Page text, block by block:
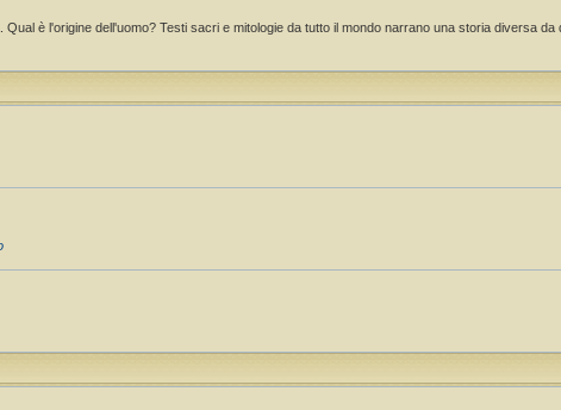
è l'origine dell'uomo? Testi sacri e mitologie da tutto il mondo narrano una storia diversa da